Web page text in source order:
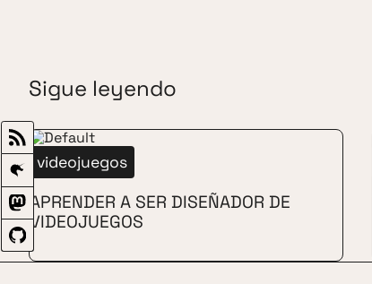
Sigue leyendo
videojuegos
APRENDER A SER DISEÑADOR DE
VIDEOJUEGOS